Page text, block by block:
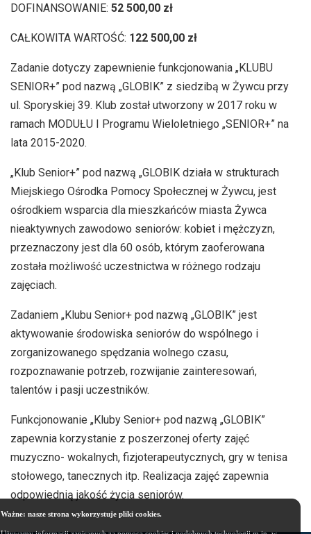
DOFINANSOWANIE: 52 500,00 zł
CAŁKOWITA WARTOŚĆ: 122 500,00 zł
Zadanie dotyczy zapewnienie funkcjonowania „KLUBU
SENIOR+” pod nazwą „GLOBIK” z siedzibą w Żywcu przy
ul. Sporyskiej 39. Klub został utworzony w 2017 roku w
ramach MODUŁU I Programu Wieloletniego „SENIOR+” na
lata 2015-2020.
„Klub Senior+” pod nazwą „GLOBIK działa w strukturach
Miejskiego Ośrodka Pomocy Społecznej w Żywcu, jest
ośrodkiem wsparcia dla mieszkańców miasta Żywca
nieaktywnych zawodowo seniorów: kobiet i mężczyzn,
przeznaczony jest dla 60 osób, którym zaoferowana
została możliwość uczestnictwa w różnego rodzaju
zajęciach.
Zadaniem „Klubu Senior+ pod nazwą „GLOBIK” jest
aktywowanie środowiska seniorów do wspólnego i
zorganizowanego spędzania wolnego czasu,
rozpoznawanie potrzeb, rozwijanie zainteresowań,
talentów i pasji uczestników.
Funkcjonowanie „Kluby Senior+ pod nazwą „GLOBIK”
zapewnia korzystanie z poszerzonej oferty zajęć
muzyczno- wokalnych, fizjoterapeutycznych, gry w tenisa
stołowego, tanecznych itp. Realizacja zajęć zapewnia
odpowiednią jakość życia seniorów.
Ważne: nasze strona wykorzystuje pliki cookies.